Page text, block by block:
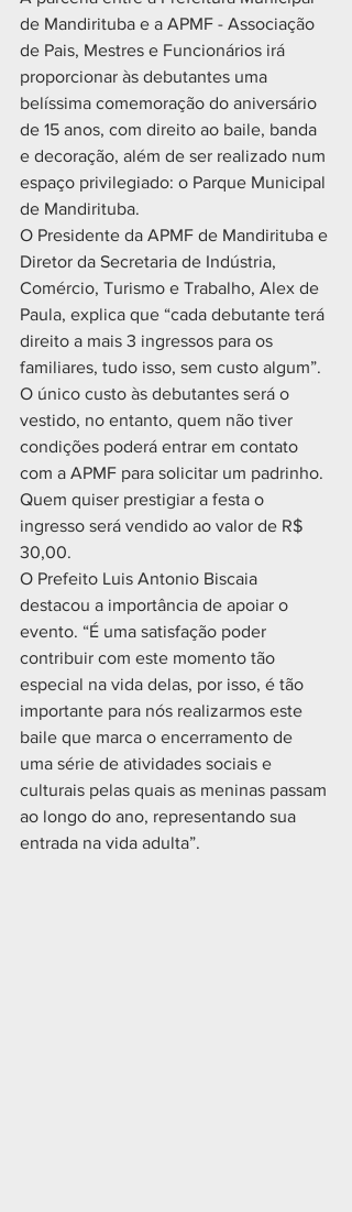
de Mandirituba e a APMF - Associação
de Pais, Mestres e Funcionários irá
proporcionar às debutantes uma
belíssima comemoração do aniversário
de 15 anos, com direito ao baile, banda
e decoração, além de ser realizado num
espaço privilegiado: o Parque Municipal
de Mandirituba.
O Presidente da APMF de Mandirituba e
Diretor da Secretaria de Indústria,
Comércio, Turismo e Trabalho, Alex de
Paula, explica que “cada debutante terá
direito a mais 3 ingressos para os
familiares, tudo isso, sem custo algum”.
O único custo às debutantes será o
vestido, no entanto, quem não tiver
condições poderá entrar em contato
com a APMF para solicitar um padrinho.
Quem quiser prestigiar a festa o
ingresso será vendido ao valor de R$
30,00.
O Prefeito Luis Antonio Biscaia
destacou a importância de apoiar o
evento. “É uma satisfação poder
contribuir com este momento tão
especial na vida delas, por isso, é tão
importante para nós realizarmos este
baile que marca o encerramento de
uma série de atividades sociais e
culturais pelas quais as meninas passam
ao longo do ano, representando sua
entrada na vida adulta”.